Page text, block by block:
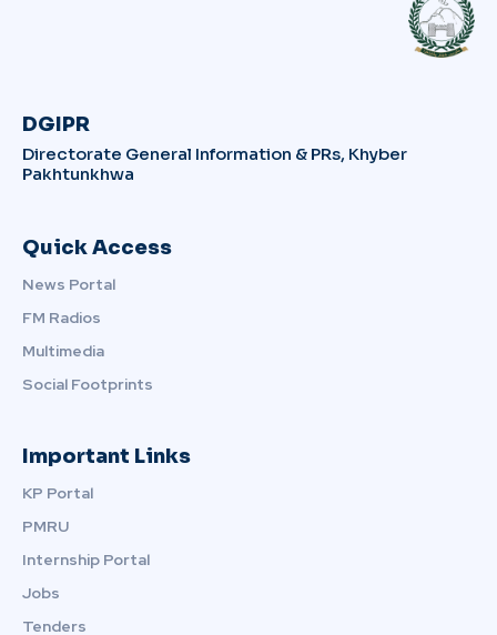
DGIPR
Directorate General Information & PRs, Khyber
Pakhtunkhwa
Quick Access
News Portal
FM Radios
Multimedia
Social Footprints
Important Links
KP Portal
PMRU
Internship Portal
Jobs
Tenders